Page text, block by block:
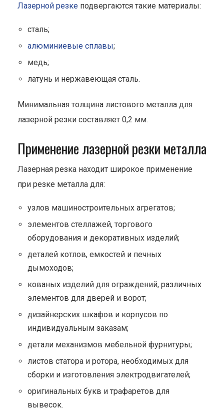
Лазерной резке подвергаются такие материалы:
сталь;
алюминиевые сплавы;
медь;
латунь и нержавеющая сталь.
Минимальная толщина листового металла для
лазерной резки составляет 0,2 мм.
Применение лазерной резки металла
Лазерная резка находит широкое применение
при резке металла для:
узлов машиностроительных агрегатов;
элементов стеллажей, торгового
оборудования и декоративных изделий;
деталей котлов, емкостей и печных
дымоходов;
кованых изделий для ограждений, различных
элементов для дверей и ворот;
дизайнерских шкафов и корпусов по
индивидуальным заказам;
детали механизмов мебельной фурнитуры;
листов статора и ротора, необходимых для
сборки и изготовления электродвигателей;
оригинальных букв и трафаретов для
вывесок.